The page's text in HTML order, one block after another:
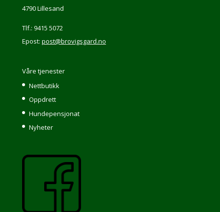
4790 Lillesand
Tlf.: 9415 5072
Epost: post@brovigsgard.no
Våre tjenester
Nettbutikk
Oppdrett
Hundepensjonat
Nyheter